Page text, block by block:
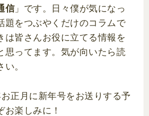
信」です。日々僕が気になっ
題をつぶやくだけのコラムで
は皆さんお役に立てる情報を
思ってます。気が向いたら読
。
正月に新年号をお送りする予
お楽しみに！